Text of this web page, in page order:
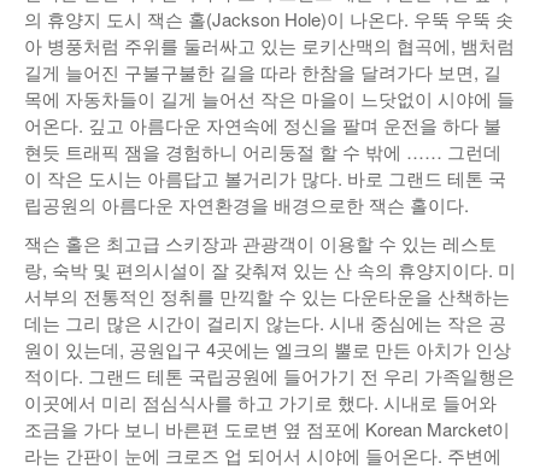
의 휴양지 도시 잭슨 홀(Jackson Hole)이 나온다. 우뚝 우뚝 솟
아 병풍처럼 주위를 둘러싸고 있는 로키산맥의 협곡에, 뱀처럼
길게 늘어진 구불구불한 길을 따라 한참을 달려가다 보면, 길
목에 자동차들이 길게 늘어선 작은 마을이 느닷없이 시야에 들
어온다. 깊고 아름다운 자연속에 정신을 팔며 운전을 하다 불
현듯 트래픽 잼을 경험하니 어리둥절 할 수 밖에 …… 그런데
이 작은 도시는 아름답고 볼거리가 많다. 바로 그랜드 테톤 국
립공원의 아름다운 자연환경을 배경으로한 잭슨 홀이다.
잭슨 홀은 최고급 스키장과 관광객이 이용할 수 있는 레스토
랑, 숙박 및 편의시설이 잘 갖춰져 있는 산 속의 휴양지이다. 미
서부의 전통적인 정취를 만끽할 수 있는 다운타운을 산책하는
데는 그리 많은 시간이 걸리지 않는다. 시내 중심에는 작은 공
원이 있는데, 공원입구 4곳에는 엘크의 뿔로 만든 아치가 인상
적이다. 그랜드 테톤 국립공원에 들어가기 전 우리 가족일행은
이곳에서 미리 점심식사를 하고 가기로 했다. 시내로 들어와
조금을 가다 보니 바른편 도로변 옆 점포에 Korean Marcket이
라는 간판이 눈에 크로즈 업 되어서 시야에 들어온다. 주변에